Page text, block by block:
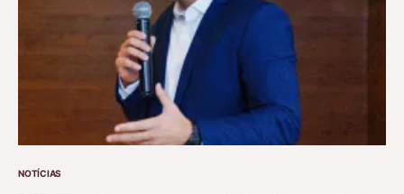
NOTÍCIAS